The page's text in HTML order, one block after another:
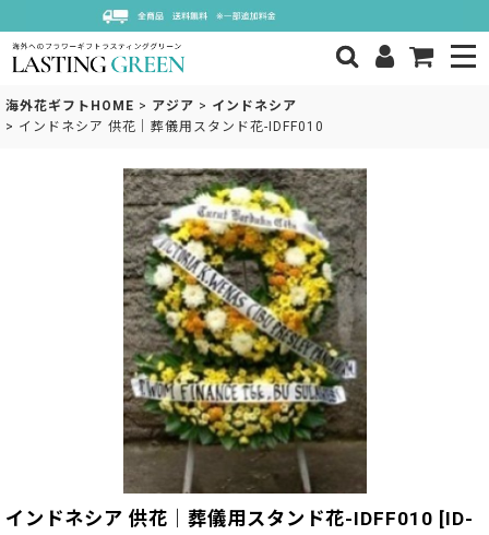
海外花ギフトHOME > アジア > インドネシア
> インドネシア 供花｜葬儀用スタンド花-IDFF010
インドネシア 供花｜葬儀用スタンド花-IDFF010 [ID-